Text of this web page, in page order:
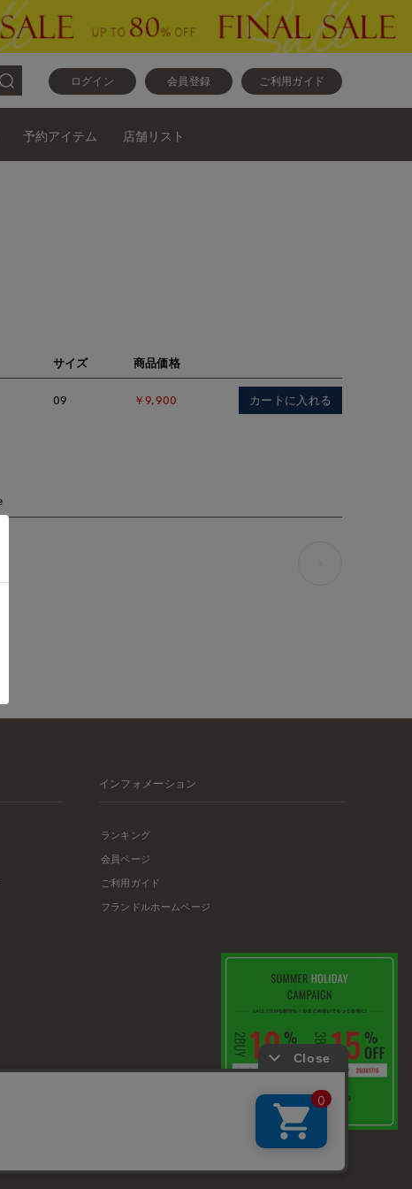
ログイン 会員登録 ご利用ガイド
予約アイテム 店舗リスト
サイズ 商品価格
09 ￥9,900 カートに入れる
インフォメーション
ランキング
会員ページ
ご利用ガイド
フランドルホームページ